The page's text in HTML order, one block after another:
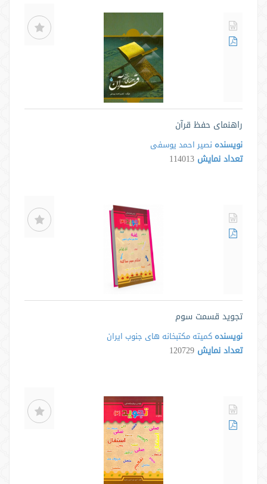
راهنمای حفظ قرآن
نویسنده نصیر احمد یوسفی
تعداد نمایش 114013
تجوید قسمت سوم
نویسنده کمیته مکتبخانه های جنوب ایران
تعداد نمایش 120729